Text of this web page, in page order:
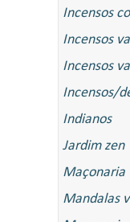
Incensos
Incensos
Incensos
Incensos/
Indianos
Jardim zen
Maçonaria
Mandalas